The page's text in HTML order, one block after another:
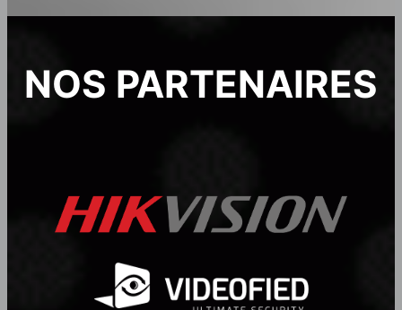
NOS PARTENAIRES